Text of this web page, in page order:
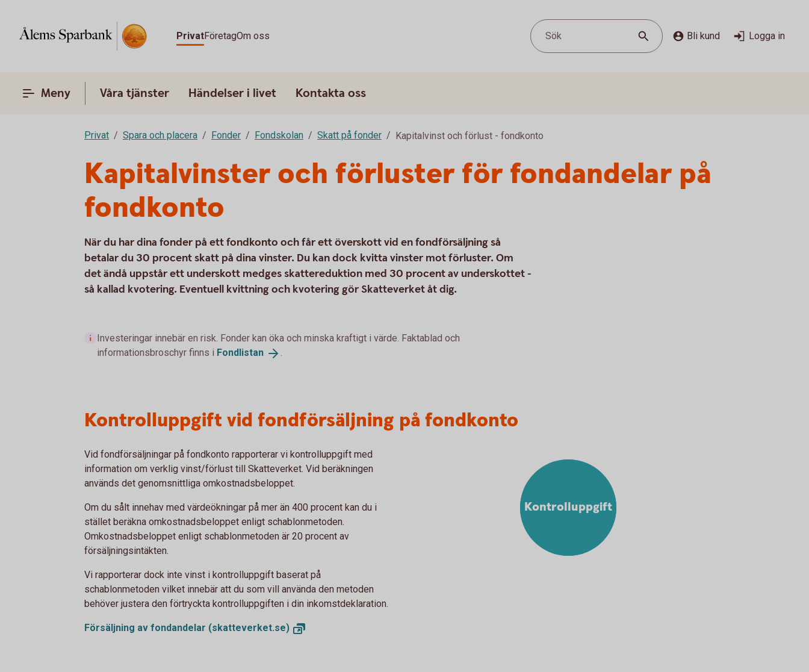
PrivatFöretagOm oss Sök Bli kund Logga in
Meny Våra tjänster Händelser i livet Kontakta oss
Privat Spara och placera Fonder Fondskolan Skatt på fonder Kapitalvinst och förlust - fondkonto
Kapitalvinster och förluster för fondandelar på
fondkonto
När du har dina fonder på ett fondkonto och får ett överskott vid en fondförsäljning så
betalar du 30 procent skatt på dina vinster. Du kan dock kvitta vinster mot förluster. Om
det ändå uppstår ett underskott medges skattereduktion med 30 procent av underskottet -
så kallad kvotering. Eventuell kvittning och kvotering gör Skatteverket åt dig.
Investeringar innebär en risk. Fonder kan öka och minska kraftigt i värde. Faktablad och
informationsbroschyr finns i Fondlistan .
Kontrolluppgift vid fondförsäljning på fondkonto
Vid fondförsäljningar på fondkonto rapporterar vi kontrolluppgift med
information om verklig vinst/förlust till Skatteverket. Vid beräkningen
används det genomsnittliga omkostnadsbeloppet.
Om du sålt innehav med värdeökningar på mer än 400 procent kan du i
stället beräkna omkostnadsbeloppet enligt schablonmetoden.
Omkostnadsbeloppet enligt schablonmetoden är 20 procent av
försäljningsintäkten.
Vi rapporterar dock inte vinst i kontrolluppgift baserat på
schablonmetoden vilket innebär att du som vill använda den metoden
behöver justera den förtryckta kontrolluppgiften i din inkomstdeklaration.
Försäljning av fondandelar (skatteverket.se)
Kontrolluppgift